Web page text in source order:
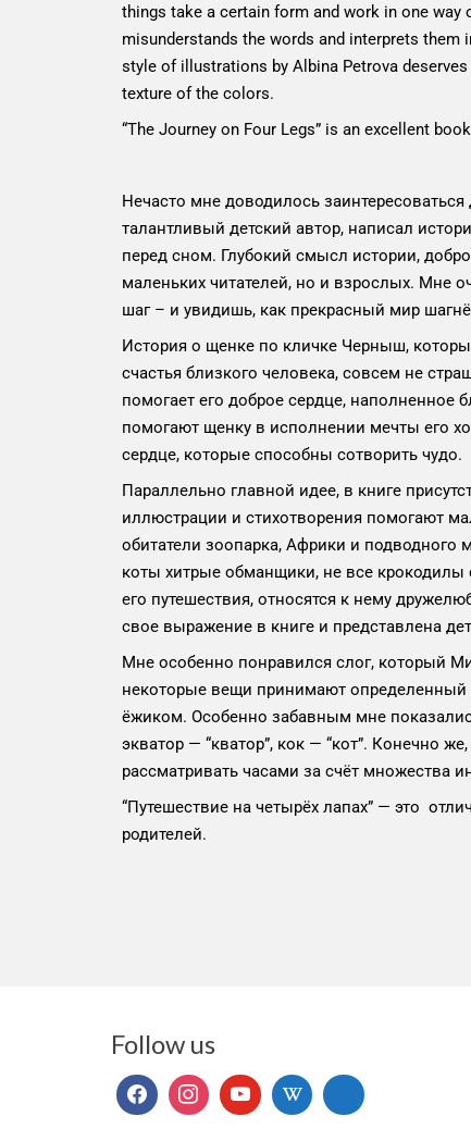
things take a certain form and work in one way
misunderstands the words and interprets them
style of illustrations by Albina Petrova
texture of the colors.
“The Journey on Four Legs” is an excellent
Нечасто мне доводилось
талантливый детский автор, написал
перед сном. Глубокий смысл истории,
маленьких читателей, но и взрослых. Мне
шаг – и увидишь, как прекрасный мир
История о щенке по кличке Черныш,
счастья близкого человека, совсем не
помогает его доброе сердце,
помогают щенку в исполнении мечты его
сердце, которые способны сотворить чудо.
Параллельно главной идее, в книге
иллюстрации и стихотворения помогают
обитатели зоопарка, Африки и подводного
коты хитрые обманщики, не все
его путешествия, относятся к нему
свое выражение в книге и представлена
Мне особенно понравился слог, который
некоторые вещи принимают
ёжиком. Особенно забавным мне
экватор — “кватор”, кок — “кот”. Конечно
рассматривать часами за счёт множества
“Путешествие на четырёх лапах” — это
родителей.
Follow us